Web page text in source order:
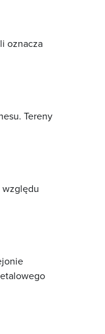
oznacza
Tereny
względu